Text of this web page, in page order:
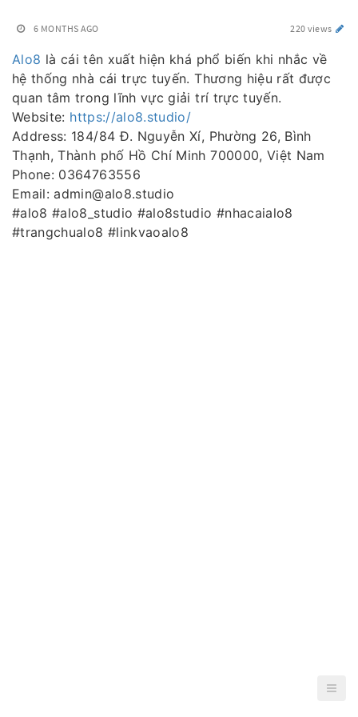
6 MONTHS AGO 220 views
Alo8 là cái tên xuất hiện khá phổ biến khi nhắc về
hệ thống nhà cái trực tuyến. Thương hiệu rất được
quan tâm trong lĩnh vực giải trí trực tuyến.
Website: https://alo8.studio/
Address: 184/84 Đ. Nguyễn Xí, Phường 26, Bình
Thạnh, Thành phố Hồ Chí Minh 700000, Việt Nam
Phone: 0364763556
Email: admin@alo8.studio
#alo8 #alo8_studio #alo8studio #nhacaialo8
#trangchualo8 #linkvaoalo8